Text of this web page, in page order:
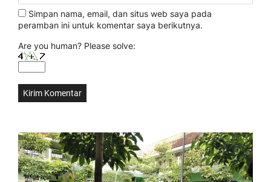
Simpan nama, email, dan situs web saya pada
peramban ini untuk komentar saya berikutnya.
Are you human? Please solve: